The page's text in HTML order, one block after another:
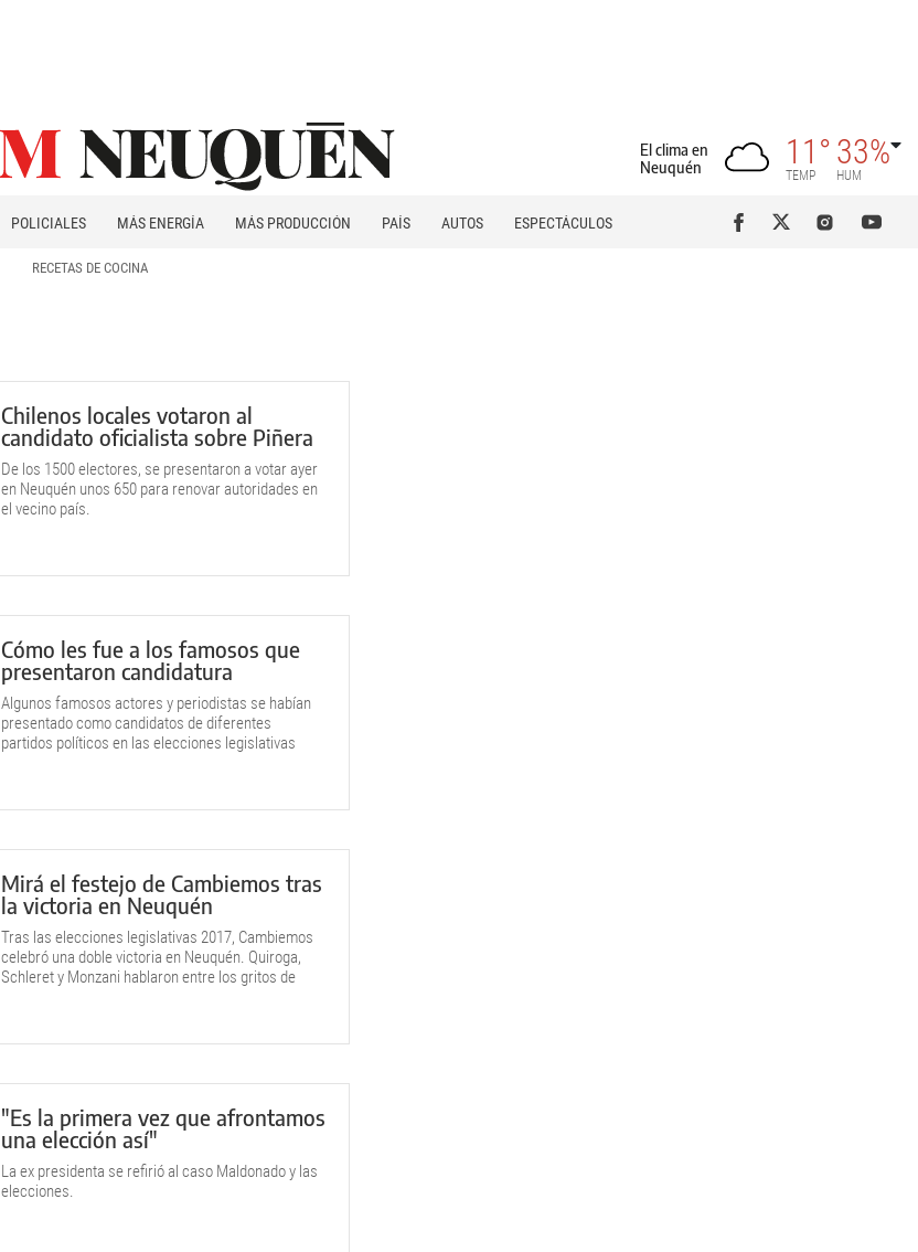
El clima en
Neuquén
11°
TEMP
33%
HUM
POLICIALES MÁS ENERGÍA MÁS PRODUCCIÓN PAÍS AUTOS
ESPECTÁCULOS
RECETAS DE COCINA
Chilenos locales votaron al
candidato oficialista sobre Piñera
De los 1500 electores, se presentaron a votar ayer
en Neuquén unos 650 para renovar autoridades en
el vecino país.
Cómo les fue a los famosos que
presentaron candidatura
Algunos famosos actores y periodistas se habían
presentado como candidatos de diferentes
partidos políticos en las elecciones legislativas
Mirá el festejo de Cambiemos tras
la victoria en Neuquén
Tras las elecciones legislativas 2017, Cambiemos
celebró una doble victoria en Neuquén. Quiroga,
Schleret y Monzani hablaron entre los gritos de
"Es la primera vez que afrontamos
una elección así"
La ex presidenta se refirió al caso Maldonado y las
elecciones.